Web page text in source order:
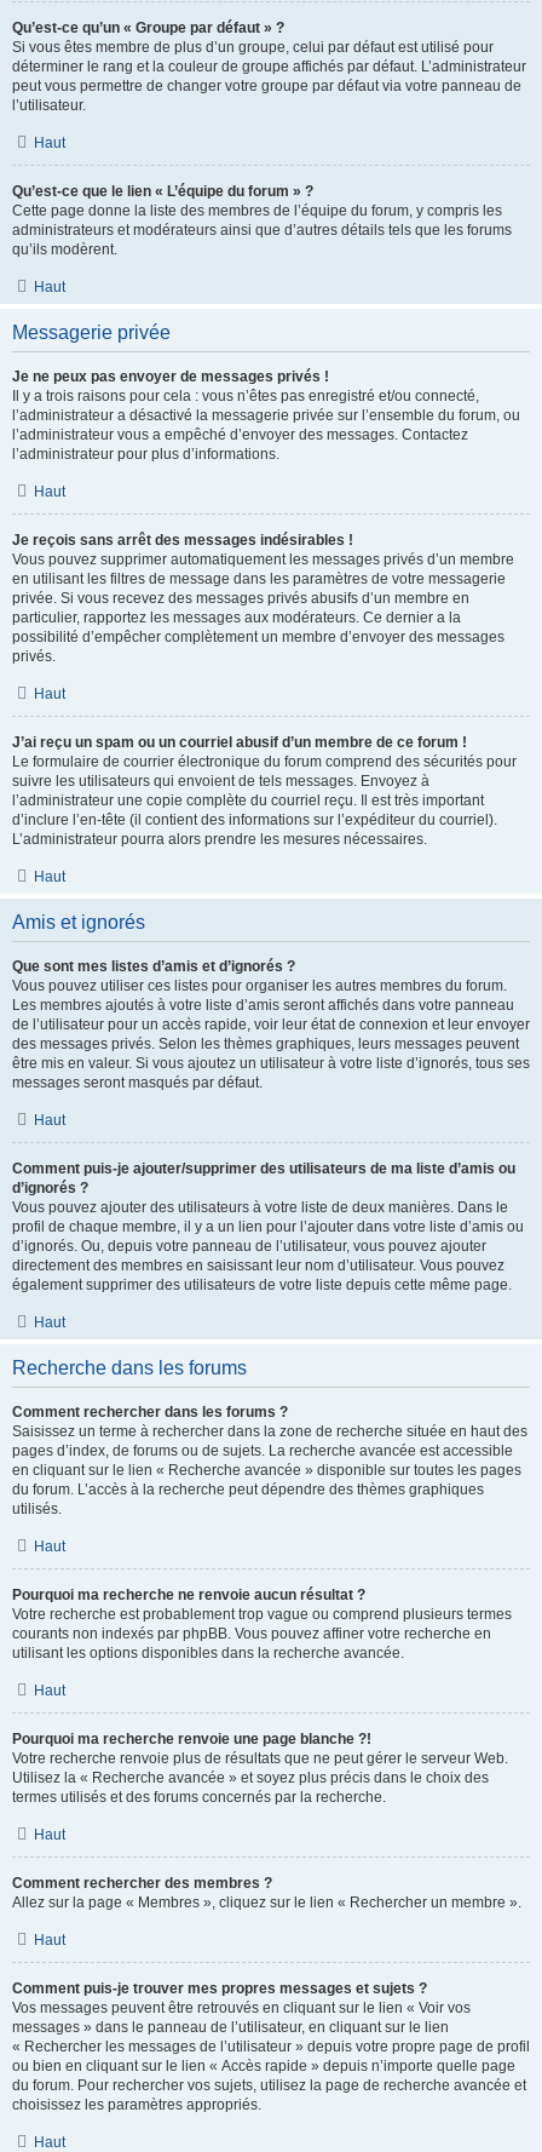
Qu’est-ce qu’un « Groupe par défaut » ?
Si vous êtes membre de plus d’un groupe, celui par défaut est utilisé pour
déterminer le rang et la couleur de groupe affichés par défaut. L’administrateur
peut vous permettre de changer votre groupe par défaut via votre panneau de
l’utilisateur.
Haut
Qu’est-ce que le lien « L’équipe du forum » ?
Cette page donne la liste des membres de l’équipe du forum, y compris les
administrateurs et modérateurs ainsi que d’autres détails tels que les forums
qu’ils modèrent.
Haut
Messagerie privée
Je ne peux pas envoyer de messages privés !
Il y a trois raisons pour cela : vous n’êtes pas enregistré et/ou connecté,
l’administrateur a désactivé la messagerie privée sur l’ensemble du forum, ou
l’administrateur vous a empêché d’envoyer des messages. Contactez
l’administrateur pour plus d’informations.
Haut
Je reçois sans arrêt des messages indésirables !
Vous pouvez supprimer automatiquement les messages privés d’un membre
en utilisant les filtres de message dans les paramètres de votre messagerie
privée. Si vous recevez des messages privés abusifs d’un membre en
particulier, rapportez les messages aux modérateurs. Ce dernier a la
possibilité d’empêcher complètement un membre d’envoyer des messages
privés.
Haut
J’ai reçu un spam ou un courriel abusif d’un membre de ce forum !
Le formulaire de courrier électronique du forum comprend des sécurités pour
suivre les utilisateurs qui envoient de tels messages. Envoyez à
l’administrateur une copie complète du courriel reçu. Il est très important
d’inclure l’en-tête (il contient des informations sur l’expéditeur du courriel).
L’administrateur pourra alors prendre les mesures nécessaires.
Haut
Amis et ignorés
Que sont mes listes d’amis et d’ignorés ?
Vous pouvez utiliser ces listes pour organiser les autres membres du forum.
Les membres ajoutés à votre liste d’amis seront affichés dans votre panneau
de l’utilisateur pour un accès rapide, voir leur état de connexion et leur envoyer
des messages privés. Selon les thèmes graphiques, leurs messages peuvent
être mis en valeur. Si vous ajoutez un utilisateur à votre liste d’ignorés, tous ses
messages seront masqués par défaut.
Haut
Comment puis-je ajouter/supprimer des utilisateurs de ma liste d’amis ou
d’ignorés ?
Vous pouvez ajouter des utilisateurs à votre liste de deux manières. Dans le
profil de chaque membre, il y a un lien pour l’ajouter dans votre liste d’amis ou
d’ignorés. Ou, depuis votre panneau de l’utilisateur, vous pouvez ajouter
directement des membres en saisissant leur nom d’utilisateur. Vous pouvez
également supprimer des utilisateurs de votre liste depuis cette même page.
Haut
Recherche dans les forums
Comment rechercher dans les forums ?
Saisissez un terme à rechercher dans la zone de recherche située en haut des
pages d’index, de forums ou de sujets. La recherche avancée est accessible
en cliquant sur le lien « Recherche avancée » disponible sur toutes les pages
du forum. L’accès à la recherche peut dépendre des thèmes graphiques
utilisés.
Haut
Pourquoi ma recherche ne renvoie aucun résultat ?
Votre recherche est probablement trop vague ou comprend plusieurs termes
courants non indexés par phpBB. Vous pouvez affiner votre recherche en
utilisant les options disponibles dans la recherche avancée.
Haut
Pourquoi ma recherche renvoie une page blanche ?!
Votre recherche renvoie plus de résultats que ne peut gérer le serveur Web.
Utilisez la « Recherche avancée » et soyez plus précis dans le choix des
termes utilisés et des forums concernés par la recherche.
Haut
Comment rechercher des membres ?
Allez sur la page « Membres », cliquez sur le lien « Rechercher un membre ».
Haut
Comment puis-je trouver mes propres messages et sujets ?
Vos messages peuvent être retrouvés en cliquant sur le lien « Voir vos
messages » dans le panneau de l’utilisateur, en cliquant sur le lien
« Rechercher les messages de l’utilisateur » depuis votre propre page de profil
ou bien en cliquant sur le lien « Accès rapide » depuis n’importe quelle page
du forum. Pour rechercher vos sujets, utilisez la page de recherche avancée et
choisissez les paramètres appropriés.
Haut